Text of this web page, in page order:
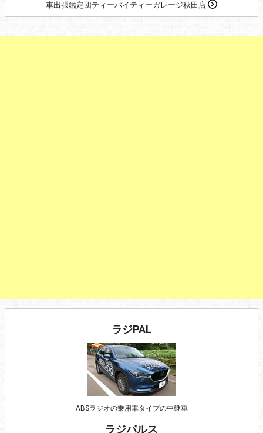
車出張鑑定団ティーバイティーガレージ秋田店
ラジPAL
ABSラジオの乗用車タイプの中継車
ラジパルス